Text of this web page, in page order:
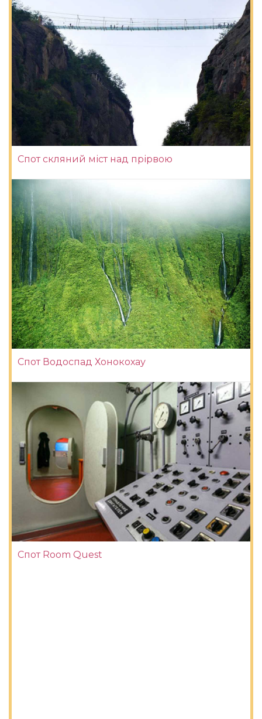
Спот скляний міст над прірвою
Спот Водоспад Хонокохау
Спот Room Quest